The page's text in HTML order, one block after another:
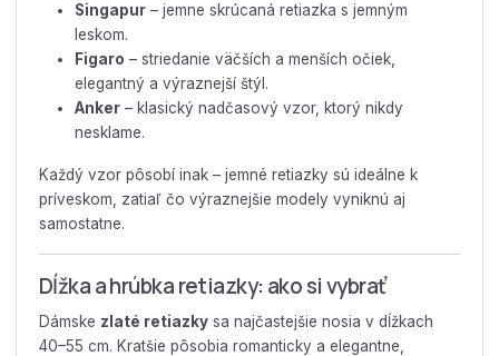
Singapur – jemne skrúcaná retiazka s jemným
leskom.
Figaro – striedanie väčších a menších očiek,
elegantný a výraznejší štýl.
Anker – klasický nadčasový vzor, ktorý nikdy
nesklame.
Každý vzor pôsobí inak – jemné retiazky sú ideálne k
príveskom, zatiaľ čo výraznejšie modely vyniknú aj
samostatne.
Dĺžka a hrúbka retiazky: ako si vybrať
Dámske zlaté retiazky sa najčastejšie nosia v dĺžkach
40–55 cm. Kratšie pôsobia romanticky a elegantne,